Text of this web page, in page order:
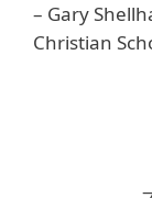
– Gary
Christian